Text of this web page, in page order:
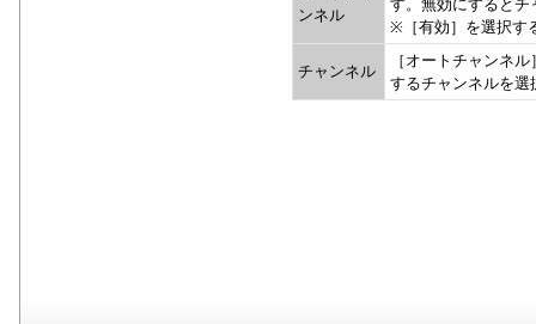
ンネル
す。無効にするとチ
※［有効］を選択す
チャンネル
［オートチャンネ
するチャンネルを選